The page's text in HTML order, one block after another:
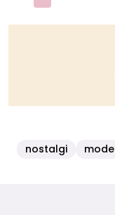
nostalgi mode